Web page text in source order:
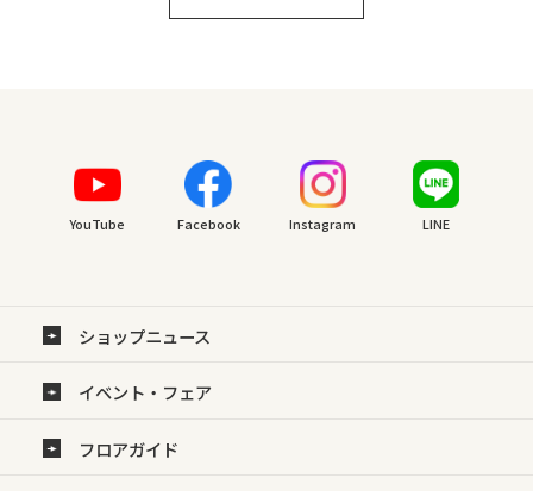
YouTube Facebook Instagram LINE
ショップニュース
イベント・フェア
フロアガイド